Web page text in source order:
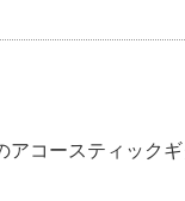
コースティックギ